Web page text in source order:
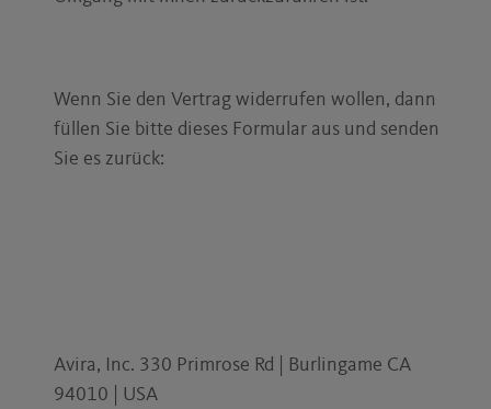
Wenn Sie den Vertrag widerrufen wollen, dann
füllen Sie bitte dieses Formular aus und senden
Sie es zurück:
Avira, Inc. 330 Primrose Rd | Burlingame CA
94010 | USA